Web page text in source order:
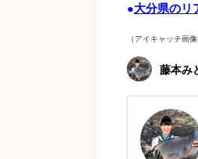
●大分県のリ
（アイキャッチ画
藤本み